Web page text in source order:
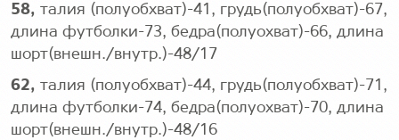
58, талия (полуобхват)-41, грудь(полуобхват)-67,
длина футболки-73, бедра(полуохват)-66, длина
шорт(внешн./внутр.)-48/17
62, талия (полуобхват)-44, грудь(полуобхват)-71,
длина футболки-74, бедра(полуохват)-70, длина
шорт(внешн./внутр.)-48/16